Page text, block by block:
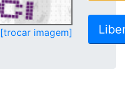
[trocar imagem]